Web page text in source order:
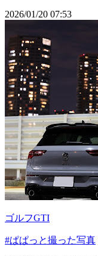
2026/01/20 07:53
ゴルフGTI
#ぱぱっと撮った写真